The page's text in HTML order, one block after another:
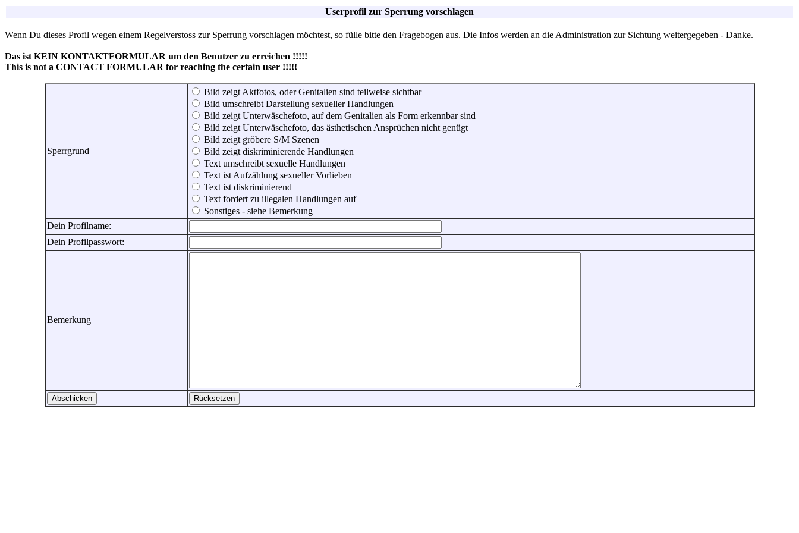
Userprofil zur Sperrung vorschlagen
Wenn Du dieses Profil wegen einem Regelverstoss zur Sperrung vorschlagen möchtest, so fülle bitte den Fragebogen aus. Die Infos werden an die Administration zur Sichtung weitergegeben - Danke.
Das ist KEIN KONTAKTFORMULAR um den Benutzer zu erreichen !!!!!
This is not a CONTACT FORMULAR for reaching the certain user !!!!!
Sperrgrund
Bild zeigt Aktfotos, oder Genitalien sind teilweise sichtbar
Bild umschreibt Darstellung sexueller Handlungen
Bild zeigt Unterwäschefoto, auf dem Genitalien als Form erkennbar sind
Bild zeigt Unterwäschefoto, das ästhetischen Ansprüchen nicht genügt
Bild zeigt gröbere S/M Szenen
Bild zeigt diskriminierende Handlungen
Text umschreibt sexuelle Handlungen
Text ist Aufzählung sexueller Vorlieben
Text ist diskriminierend
Text fordert zu illegalen Handlungen auf
Sonstiges - siehe Bemerkung
Dein Profilname:
Dein Profilpasswort:
Bemerkung